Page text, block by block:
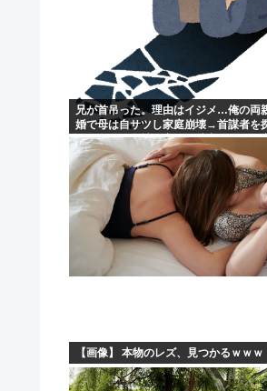
兄が首吊った。理由はイジメ…俺の両
婚で母は自サツし家庭崩壊→首謀者を
だした俺は会社と妻子を特定→結果、
受けた。子に復讐されるだろ...
【画像】 本物のレズ、見つかるｗｗｗ